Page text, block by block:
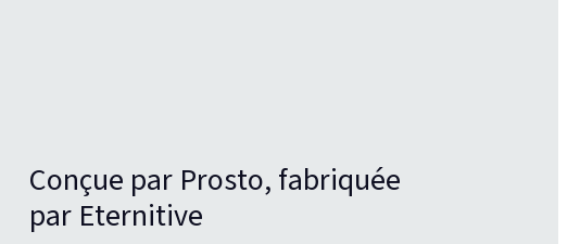
Conçue par Prosto, fabriquée
par Eternitive